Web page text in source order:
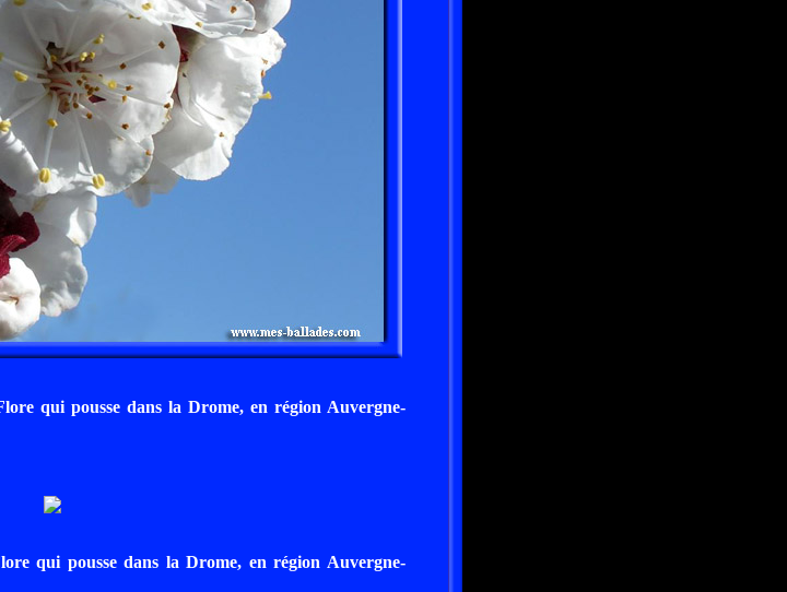
qui pousse dans la Drome, en région Auvergne-
qui pousse dans la Drome, en région Auvergne-